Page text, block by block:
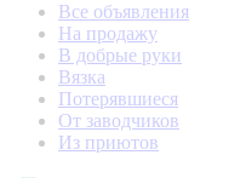
Все объявления
На продажу
В добрые руки
Вязка
Потерявшиеся
От заводчиков
Из приютов